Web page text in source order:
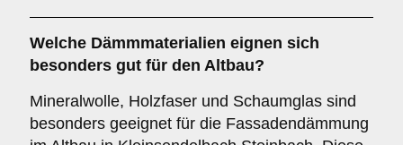
Welche Dämmmaterialien eignen sich
besonders gut für den Altbau?
Mineralwolle, Holzfaser und Schaumglas sind
besonders geeignet für die Fassadendämmung